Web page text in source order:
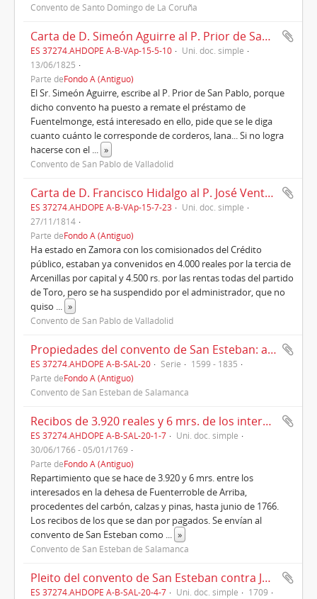
Convento de Santo Domingo de La Coruña
Carta de D. Simeón Aguirre al P. Prior de San Pablo de Valladolid, año 1825
ES 37274.AHDOPE A-B-VAp-15-5-10
Uni. doc. simple
13/06/1825
Parte deFondo A (Antiguo)
El Sr. Simeón Aguirre, escribe al P. Prior de San Pablo, porque
dicho convento ha puesto a remate el préstamo de
Fuentelmonge, está interesado en ello, pide que se le diga
cuanto cuánto le corresponde de corderos, lana... Si no logra
hacerse con el ... »
Convento de San Pablo de Valladolid
Carta de D. Francisco Hidalgo al P. José Ventura Martínez, O.P., 1814
ES 37274.AHDOPE A-B-VAp-15-7-23
Uni. doc. simple
27/11/1814
Parte deFondo A (Antiguo)
Ha estado en Zamora con los comisionados del Crédito
público, estaban ya convenidos en 4.000 reales por la tercia de
Arcenillas por capital y 4.500 rs. por las rentas todas del partido
de Toro, pero se ha suspendido por el administrador, que no
quiso ... »
Convento de San Pablo de Valladolid
Propiedades del convento de San Esteban: arrendamientos, cuentas, pleitos ( 1600-1835)
ES 37274.AHDOPE A-B-SAL-20 Serie
1599 - 1835
Parte deFondo A (Antiguo)
Convento de San Esteban de Salamanca
Recibos de 3.920 reales y 6 mrs. de los interesados en la renta de la dehesa de Fuenterroble (1766-1769)
ES 37274.AHDOPE A-B-SAL-20-1-7
Uni. doc. simple
30/06/1766 - 05/01/1769
Parte deFondo A (Antiguo)
Repartimiento que se hace de 3.920 y 6 mrs. entre los
interesados en la dehesa de Fuenterroble de Arriba,
procedentes del carbón, calzas y pinas, hasta junio de 1766.
Los recibos de los que se dan por pagados. Se envían al
convento de San Esteban como ... »
Convento de San Esteban de Salamanca
Pleito del convento de San Esteban contra Juan Mateos, vecino de La Cumbre, por el dinero que le debe (1709)
ES 37274.AHDOPE A-B-SAL-20-4-7 Uni. doc. simple
1709